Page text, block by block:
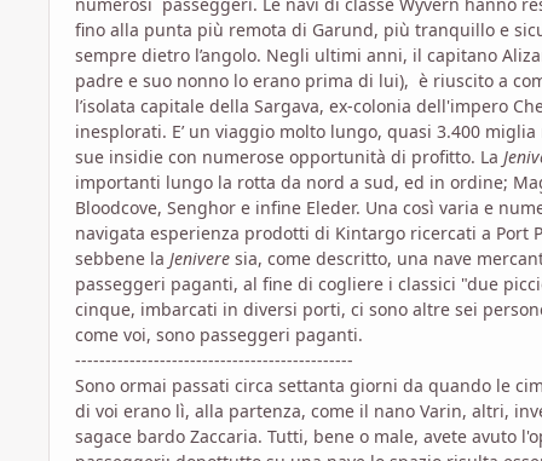
fino alla punta più remota di Garund, più tranquillo e
sempre dietro l’angolo. Negli ultimi anni, il capitano
padre e suo nonno lo erano prima di lui), è riuscito a
l’isolata capitale della Sargava, ex-colonia dell'impero
inesplorati. E’ un viaggio molto lungo, quasi 3.400
sue insidie con numerose opportunità di profitto. La
importanti lungo la rotta da nord a sud, ed in ordine;
Bloodcove, Senghor e infine Eleder. Una così varia e
navigata esperienza prodotti di Kintargo ricercati a Port
sebbene la Jenivere sia, come descritto, una nave
passeggeri paganti, al fine di cogliere i classici "due
cinque, imbarcati in diversi porti, ci sono altre sei
come voi, sono passeggeri paganti.
----------------------------------------------
Sono ormai passati circa settanta giorni da quando le
di voi erano lì, alla partenza, come il nano Varin, altri,
sagace bardo Zaccaria. Tutti, bene o male, avete